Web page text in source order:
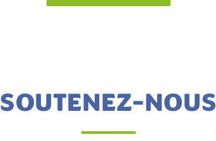
SOUTENEZ-NOUS